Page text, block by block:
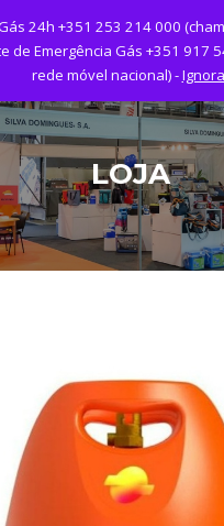
24h +351 253 214 000
de Emergência Gás +351 917
rede móvel nacional) -
LOJA